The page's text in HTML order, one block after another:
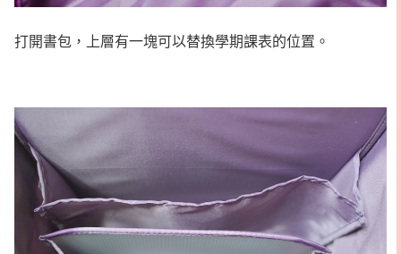
打開書包，上層有一塊可以替換學期課表的位置。